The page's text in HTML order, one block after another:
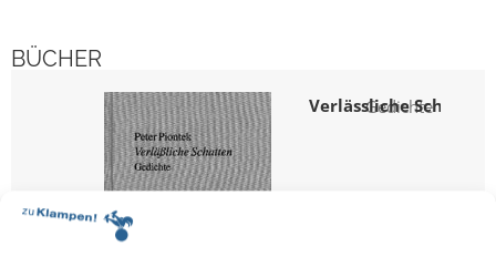
BÜCHER
Verlässliche Schatten
Gedichte